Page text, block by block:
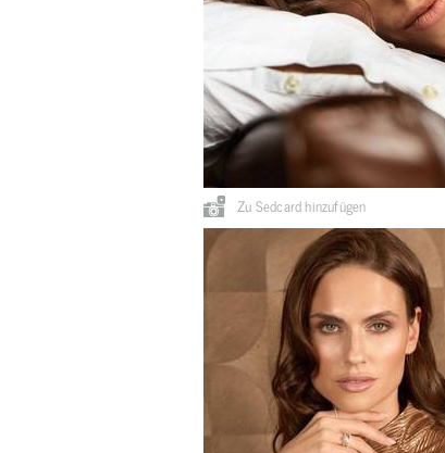
Zu Sedcard hinzufügen